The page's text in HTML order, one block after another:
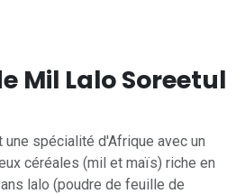
Mil Lalo Soreetul
spécialité d'Afrique avec un
céréales (mil et maïs) riche en
lalo (poudre de feuille de